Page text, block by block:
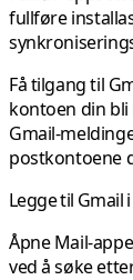
fullføre
Få tilgang til
kontoen din bli
Gmail-
postkontoene
Legge til Gmail
Åpne Mail-
ved å søke